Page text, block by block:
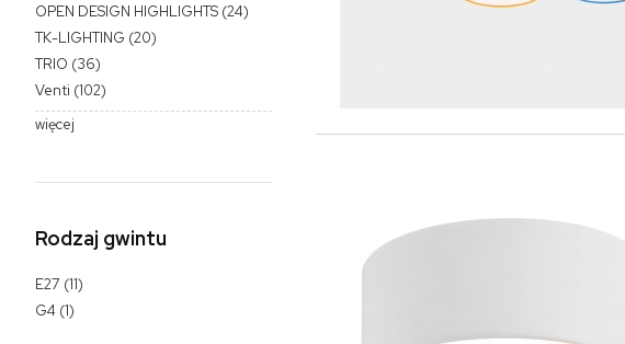
OPEN DESIGN HIGHLIGHTS (24)
TK-LIGHTING (20)
TRIO (36)
Venti (102)
więcej
Rodzaj gwintu
E27 (11)
G4 (1)